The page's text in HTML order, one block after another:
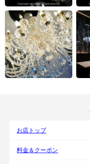
お店トップ
料金＆クーポン